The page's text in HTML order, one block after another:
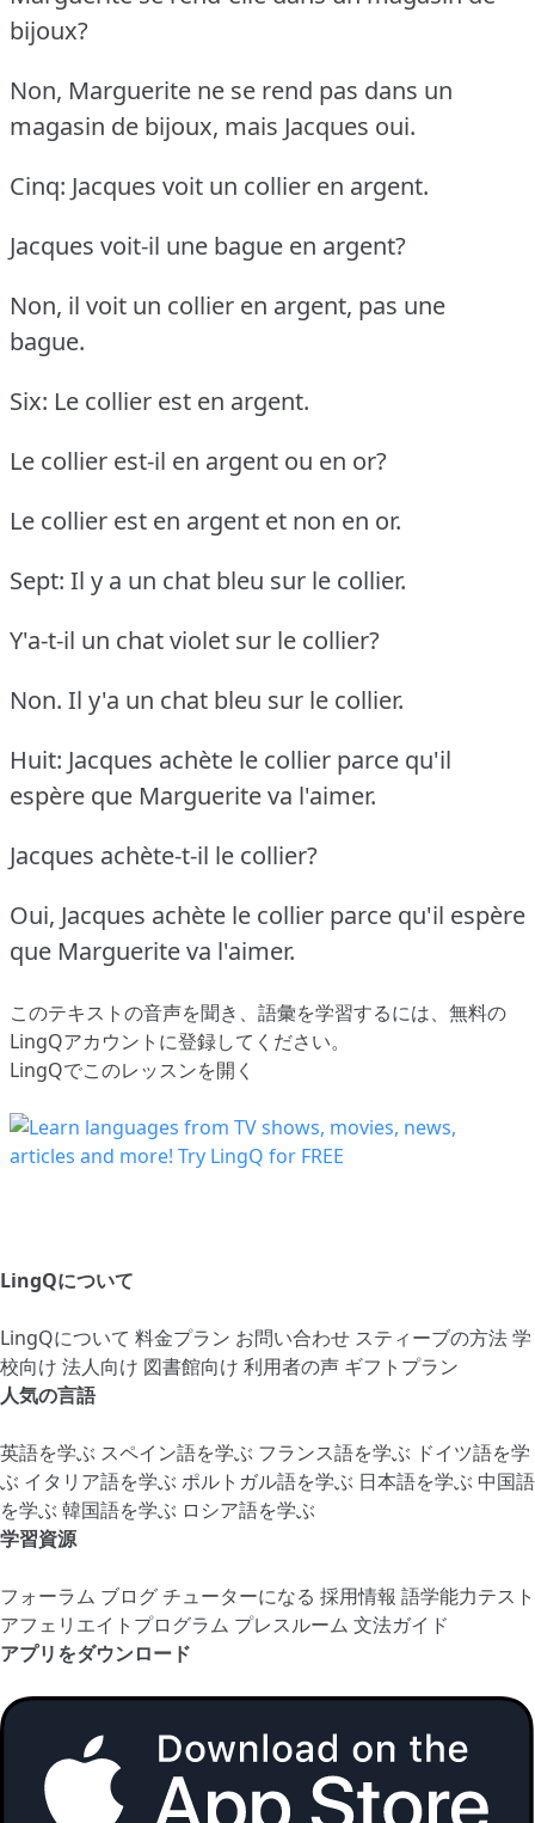
bijoux?
Non, Marguerite ne se rend pas dans un
magasin de bijoux, mais Jacques oui.
Cinq: Jacques voit un collier en argent.
Jacques voit-il une bague en argent?
Non, il voit un collier en argent, pas une
bague.
Six: Le collier est en argent.
Le collier est-il en argent ou en or?
Le collier est en argent et non en or.
Sept: Il y a un chat bleu sur le collier.
Y'a-t-il un chat violet sur le collier?
Non. Il y'a un chat bleu sur le collier.
Huit: Jacques achète le collier parce qu'il
espère que Marguerite va l'aimer.
Jacques achète-t-il le collier?
Oui, Jacques achète le collier parce qu'il espère
que Marguerite va l'aimer.
このテキストの音声を聞き、語彙を学習するには、 無料の
LingQアカウントに登録してください。
LingQでこのレッスンを開く
LingQについて
LingQについて 料金プラン お問い合わせ スティーブの方法学
校向け 法人向け 図書館向け 利用者の声 ギフトプラン
人気の言語
英語を学ぶ スペイン語を学ぶ フランス語を学ぶ ドイツ語を学
ぶ イタリア語を学ぶ ポルトガル語を学ぶ 日本語を学ぶ 中国語
を学ぶ 韓国語を学ぶ ロシア語を学ぶ
学習資源
フォーラム ブログチューターになる 採用情報 語学能力テスト
アフェリエイトプログラム プレスルーム 文法ガイド
アプリをダウンロード